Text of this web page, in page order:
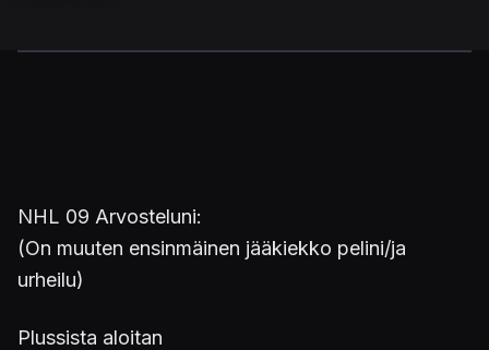
NHL 09 Arvosteluni:
(On muuten ensinmäinen jääkiekko pelini/ja
urheilu)
Plussista aloitan